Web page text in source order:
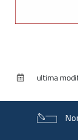
documento
ultima